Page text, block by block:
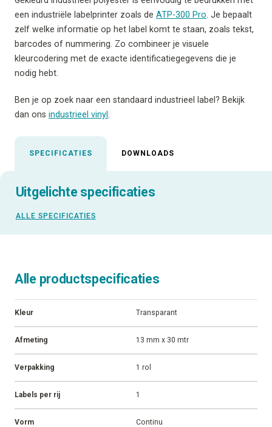
een industriële labelprinter zoals de ATP-300 Pro . Je bepaalt
zelf welke informatie op het label komt te staan, zoals tekst,
barcodes of nummering. Zo combineer je visuele
kleurcodering met de exacte identificatiegegevens die je
nodig hebt.
Ben je op zoek naar een standaard industrieel label? Bekijk
dan ons industrieel vinyl
SPECIFICATIES DOWNLOADS
Uitgelichte specificaties
ALLE SPECIFICATIES
Alle productspecificaties
Kleur Transparant
Afmeting 13 mm x 30 mtr
Verpakking 1 rol
Labels per rij 1
Vorm Continu